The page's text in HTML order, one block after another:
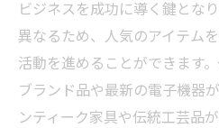
ビジネスを成功に導く鍵とな
異なるため、人気のアイテム
活動を進めることができます
ブランド品や最新の電子機器
ンティーク家具や伝統工芸品